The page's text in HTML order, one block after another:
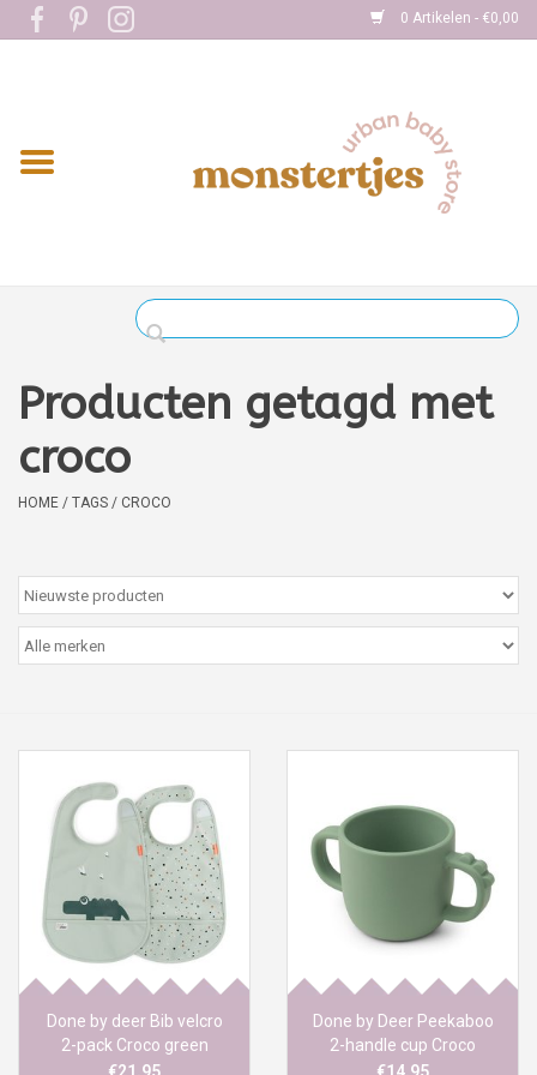
0 Artikelen - €0,00
Home
Kleding
Boekjes
kaartjes
Cadeaubon
Sales
Merken
Producten getagd met
croco
HOME / TAGS / CROCO
Done by deer Bib velcro
2-pack Croco green
€21,95
Done by Deer Peekaboo
2-handle cup Croco
Green
€14,95